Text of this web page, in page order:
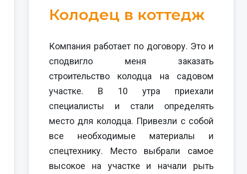
Колодец в коттедж
Компания работает по договору. Это и
сподвигло меня заказать
строительство колодца на садовом
участке. В 10 утра приехали
специалисты и стали определять
место для колодца. Привезли с собой
все необходимые материалы и
спецтехнику. Место выбрали самое
высокое на участке и начали рыть